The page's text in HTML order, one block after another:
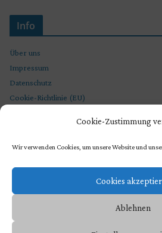
Cookie-Zustimmung
Wir verwenden Cookies, um unsere Website und
Cookies
Ablehnen
Info
Über uns
Impressum
Datenschutz
Cookie-Richtlinie (EU)
Copyright © 2026